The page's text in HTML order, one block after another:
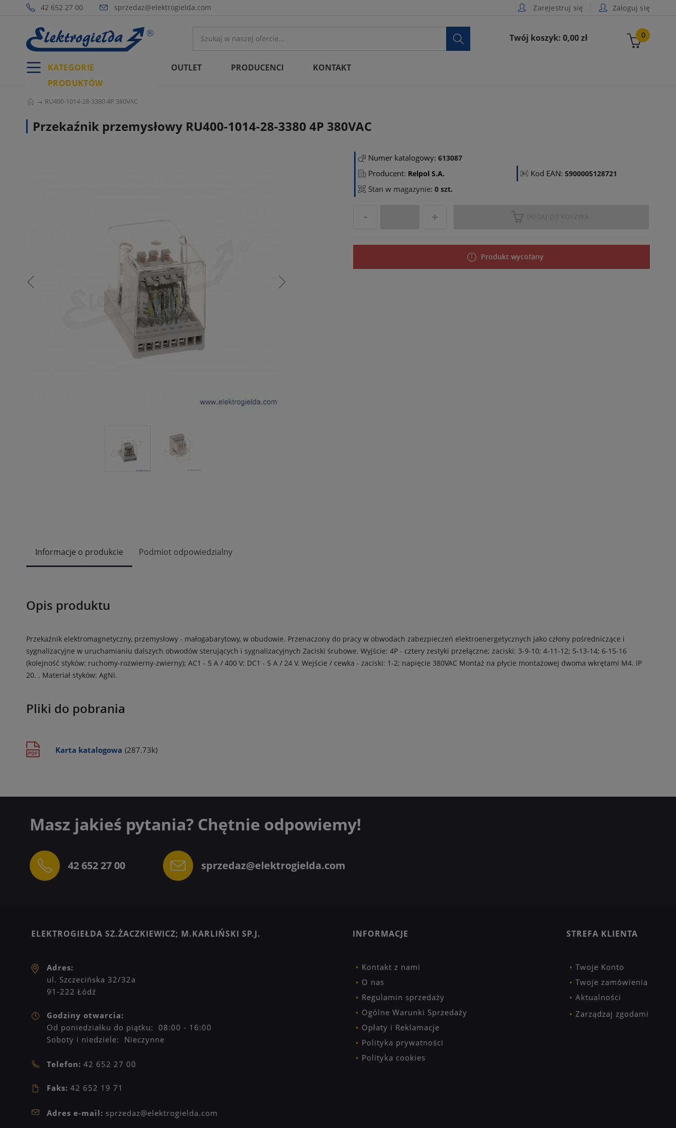
42 652 27 00 sprzedaz@elektrogielda.com Zarejestruj się Zaloguj się
0
Twój koszyk: 0,00 zł

KATEGORIE
PRODUKTÓW
OUTLET PRODUCENCI KONTAKT
RU400-1014-28-3380 4P 380VAC
Przekaźnik przemysłowy RU400-1014-28-3380 4P 380VAC
Numer katalogowy: 613087
Producent: Relpol S.A. Kod EAN:5900005128721
Stan w magazynie: 0 szt.
DODAJ DO KOSZYKA
Produkt wycofany
Informacje o produkcie Podmiot odpowiedzialny
Opis produktu
Przekaźnik elektromagnetyczny, przemysłowy - małogabarytowy, w obudowie. Przenaczony do pracy w obwodach zabezpieczeń elektroenergetycznych jako człony pośredniczące i
sygnalizacyjne w uruchamianiu dalszych obwodów sterujących i sygnalizacyjnych Zaciski śrubowe. Wyjście: 4P - cztery zestyki przełączne; zaciski: 3-9-10; 4-11-12; 5-13-14; 6-15-16
(kolejność styków: ruchomy-rozwierny-zwierny); AC1 - 5 A / 400 V; DC1 - 5 A / 24 V. Wejście / cewka - zaciski: 1-2; napięcie 380VAC Montaż na płycie montażowej dwoma wkrętami M4. IP
20. . Materiał styków: AgNi.
Pliki do pobrania
Karta katalogowa (287.73k)
Masz jakieś pytania? Chętnie odpowiemy!
42 652 27 00 sprzedaz@elektrogielda.com
ELEKTROGIEŁDA SZ.ŻACZKIEWICZ; M.KARLIŃSKI SP.J.
Adres:
ul. Szczecińska 32/32a
91-222 Łódź
Godziny otwarcia:
Od poniedziałku do piątku: 08:00 - 16:00
Soboty i niedziele: Nieczynne
Telefon: 42 652 27 00
Faks: 42 652 19 71
Adres e-mail: sprzedaz@elektrogielda.com
INFORMACJE
Kontakt z nami
O nas
Regulamin sprzedaży
Ogólne Warunki Sprzedaży
Opłaty i Reklamacje
Polityka prywatności
Polityka cookies
STREFA KLIENTA
Twoje Konto
Twoje zamówienia
Aktualności
Zarządzaj zgodami